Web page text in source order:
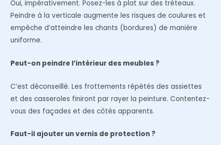
Oui, impérativement. Posez-les à plat sur des tréteaux.
Peindre à la verticale augmente les risques de coulures et
empêche d’atteindre les chants (bordures) de manière
uniforme.
Peut-on peindre l’intérieur des meubles ?
C’est déconseillé. Les frottements répétés des assiettes
et des casseroles finiront par rayer la peinture. Contentez-
vous des façades et des côtés apparents.
Faut-il ajouter un vernis de protection ?